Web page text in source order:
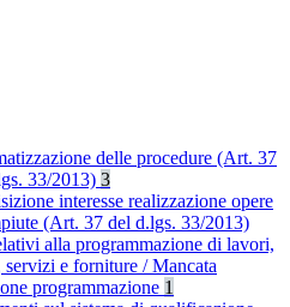
delle procedure (Art. 37
33/2013) 3
interesse realizzazione opere
(Art. 37 del d.lgs. 33/2013)
alla programmazione di lavori,
servizi e forniture / Mancata
programmazione 1